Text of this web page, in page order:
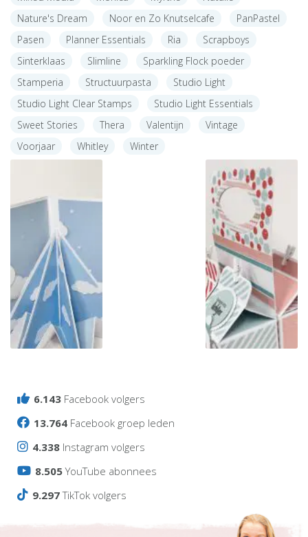
Nature's Dream
Noor en Zo Knutselcafe
PanPastel
Pasen
Planner Essentials Ria
Scrapboys
Sinterklaas
Slimline
Sparkling Flock poeder
Stamperia
Structuurpasta
Studio Light
Studio Light Clear Stamps
Studio Light Essentials
Sweet Stories
Thera Valentijn
Vintage
Voorjaar
Whitley Winter
workshop
6.143 Facebook volgers
13.764 Facebook groep leden
4.338 Instagram volgers
8.505YouTube abonnees
9.297TikTok volgers